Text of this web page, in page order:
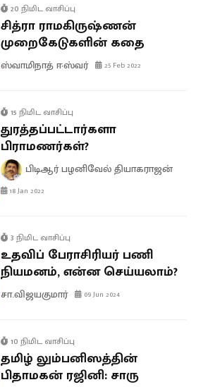
20 நிமிட வாசிப்பு
சித்ரா ராமகிருஷ்ணன்
முறைகேடுகளின் கதை
ஸ்வாமிநாத் ஈஸ்வர் 25 Feb 2022
15 நிமிட வாசிப்பு
துரத்தப்பட்டார்களா
பிராமணர்கள்?
பிடிஆர் பழனிவேல் தியாகராஜன்
18 Jan 2022
3 நிமிட வாசிப்பு
உதவிப் பேராசிரியர் பணி
நியமனம், என்ன செய்யலாம்?
சா.விஜயகுமார் 09 Jun 2024
10 நிமிட வாசிப்பு
தமிழ் லும்பனிஸத்தின்
பிதாமகன் ரஜினி: சாரு